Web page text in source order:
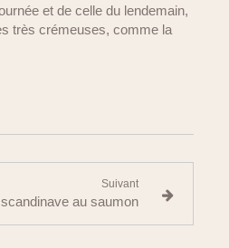
et de celle du lendemain,
très crémeuses, comme la
Suivant
au saumon